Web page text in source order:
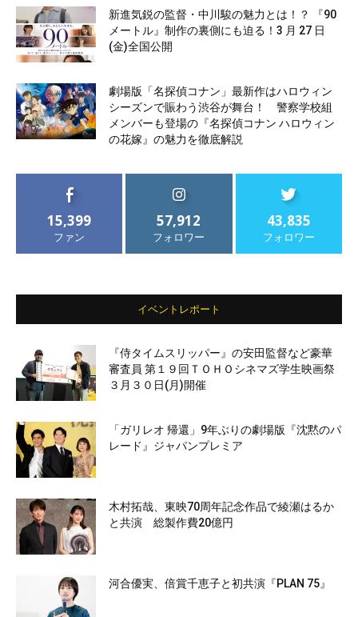
新進気鋭の監督・中川駿の魅力とは！？ 『90
メートル』制作の裏側にも迫る！3 月 27 日
(金)全国公開
劇場版「名探偵コナン」最新作はハロウィン
シーズンで賑わう渋谷が舞台！ 警察学校組
メンバーも登場の『名探偵コナン ハロウィン
の花嫁』の魅力を徹底解説
15,399
ファン
57,912
フォロワー
43,835
フォロワー
イベントレポート
『侍タイムスリッパー』の安田監督など豪華
審査員 第１９回ＴＯＨＯシネマズ学生映画祭
３月３０日(月)開催
「ガリレオ 帰還」9年ぶりの劇場版『沈黙のパ
レード』ジャパンプレミア
木村拓哉、東映70周年記念作品で綾瀬はるか
と共演 総製作費20億円
河合優実、倍賞千恵子と初共演『PLAN 75』